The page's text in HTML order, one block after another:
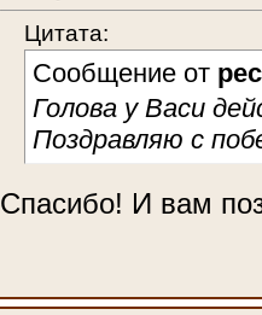
Цитата:
Сообщение от
Голова у Васи
Поздравляю с
Спасибо! И вам